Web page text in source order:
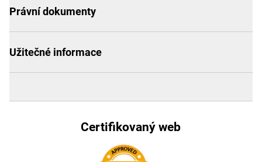
Právní dokumenty
Užitečné informace
Certifikovaný web